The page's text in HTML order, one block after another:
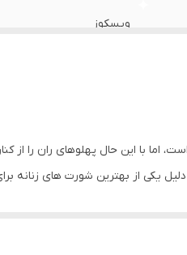
ویسکوز
لیزری بکلس و ساده
دارای ساختاری به شکل عدد ۷ فارسی است،
یکی از بهترین شورت های زنانه